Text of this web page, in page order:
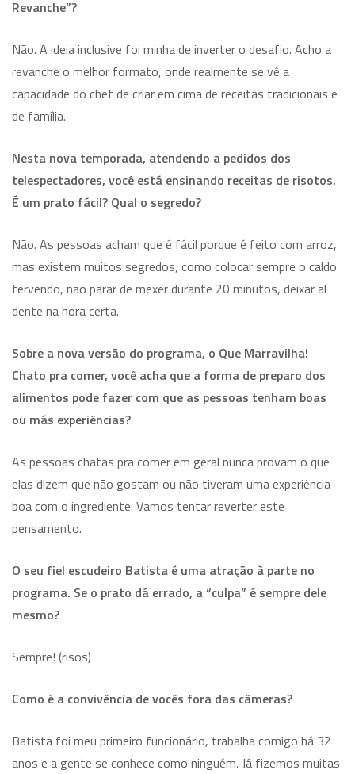
Revanche”?
Não. A ideia inclusive foi minha de inverter o desafio. Acho a
revanche o melhor formato, onde realmente se vê a
capacidade do chef de criar em cima de receitas tradicionais e
de família.
Nesta nova temporada, atendendo a pedidos dos
telespectadores, você está ensinando receitas de risotos.
É um prato fácil? Qual o segredo?
Não. As pessoas acham que é fácil porque é feito com arroz,
mas existem muitos segredos, como colocar sempre o caldo
fervendo, não parar de mexer durante 20 minutos, deixar al
dente na hora certa.
Sobre a nova versão do programa, o Que Marravilha!
Chato pra comer, você acha que a forma de preparo dos
alimentos pode fazer com que as pessoas tenham boas
ou más experiências?
As pessoas chatas pra comer em geral nunca provam o que
elas dizem que não gostam ou não tiveram uma experiência
boa com o ingrediente. Vamos tentar reverter este
pensamento.
O seu fiel escudeiro Batista é uma atração à parte no
programa. Se o prato dá errado, a “culpa” é sempre dele
mesmo?
Sempre! (risos)
Como é a convivência de vocês fora das câmeras?
Batista foi meu primeiro funcionário, trabalha comigo há 32
anos e a gente se conhece como ninguém. Já fizemos muitas